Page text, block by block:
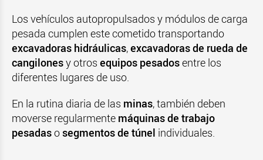
Los vehículos autopropulsados y módulos de carga
pesada cumplen este cometido transportando
excavadoras hidráulicas,excavadoras de rueda de
cangilonesy otros equipos pesadosentre los
diferentes lugares de uso.
En la rutina diaria de las minas, también deben
moverse regularmente máquinas de trabajo
pesadasosegmentos de túnel individuales.